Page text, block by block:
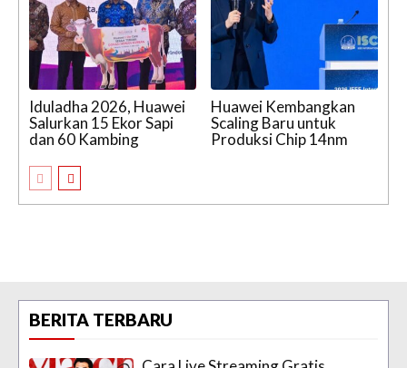
Iduladha 2026, Huawei
Salurkan 15 Ekor Sapi
dan 60 Kambing
Huawei Kembangkan
Scaling Baru untuk
Produksi Chip 14nm
BERITA TERBARU